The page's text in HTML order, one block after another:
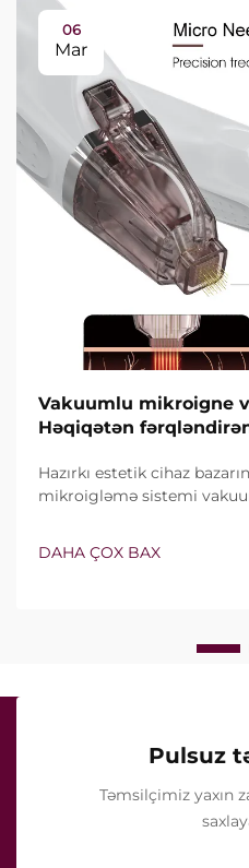
06
Mar
Vakuumlu mikroigne
Həqiqətən
Hazırkı estetik cihaz
mikroigləmə sistemi
deyil, onların klinik müalicə
DAHA ÇOX BAX
Pulsuz
Təmsilçimiz yaxın